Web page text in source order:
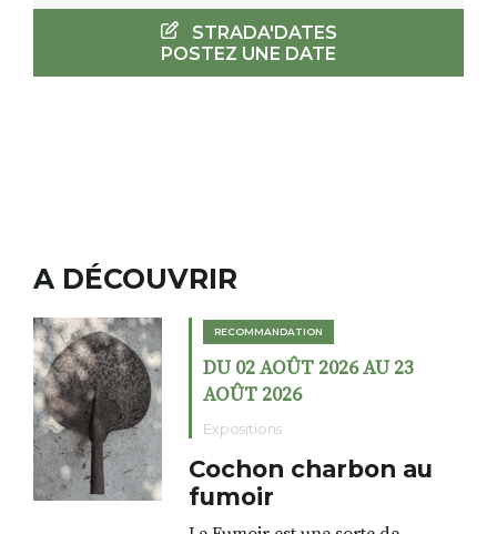
STRADA'DATES
POSTEZ UNE DATE
A DÉCOUVRIR
RECOMMANDATION
DU 02 AOÛT 2026 AU 23
AOÛT 2026
Expositions
Cochon charbon au
fumoir